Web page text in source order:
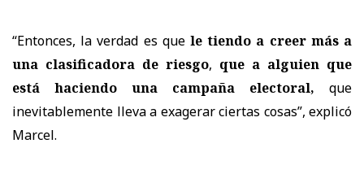
“Entonces, la verdad es quele tiendo a creer más a
una clasificadora de riesgo, que a alguien que
está haciendo una campaña electoral, que
inevitablemente lleva a exagerar ciertas cosas”, explicó
Marcel.